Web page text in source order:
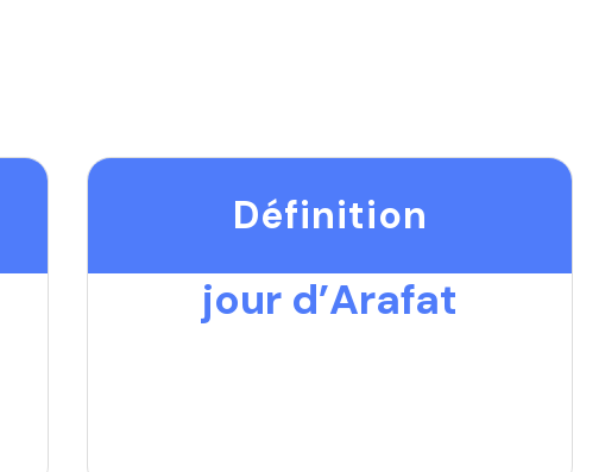
Définition
jour d’Arafat